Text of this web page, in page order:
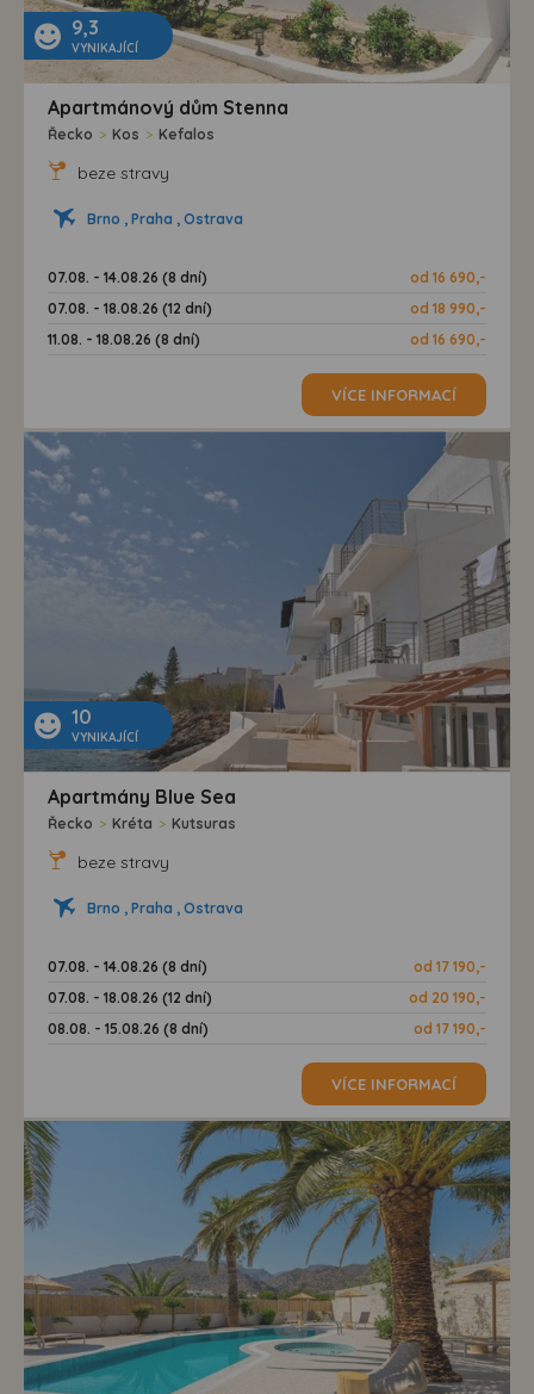
9,3
VYNIKAJÍCÍ
Apartmánový dům Stenna
Řecko > Kos > Kefalos
beze stravy
Brno , Praha , Ostrava
07.08. - 14.08.26 (8 dní)
od 16 690,-
07.08. - 18.08.26 (12 dní)
od 18 990,-
11.08. - 18.08.26 (8 dní)
od 16 690,-
VÍCE INFORMACÍ
10
VYNIKAJÍCÍ
Apartmány Blue Sea
Řecko > Kréta > Kutsuras
beze stravy
Brno , Praha , Ostrava
07.08. - 14.08.26 (8 dní)
od 17 190,-
07.08. - 18.08.26 (12 dní)
od 20 190,-
08.08. - 15.08.26 (8 dní)
od 17 190,-
VÍCE INFORMACÍ